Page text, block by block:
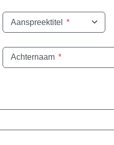
Aanspreektitel *
Achternaam *